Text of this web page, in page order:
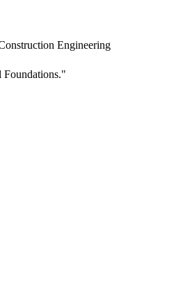
Engineering
Foundations."